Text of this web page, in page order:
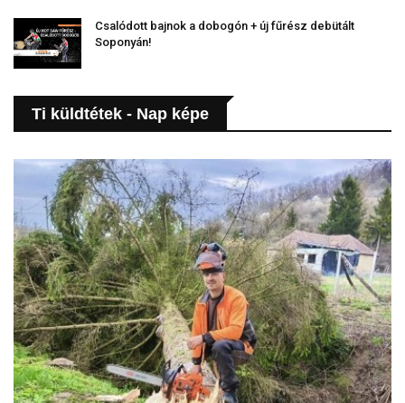
Csalódott bajnok a dobogón + új fűrész debütált
Soponyán!
Ti küldtétek - Nap képe